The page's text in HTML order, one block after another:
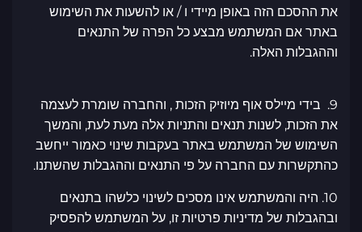
את ההסכם הזה באופן מיידי ו / או להשעות את השימוש
באתר אם המשתמש מבצע כל הפרה של התנאים
וההגבלות האלה.
9. בידי מיילס אוף מיוזיק הזכות , והחברה שומרת לעצמה
את הזכות, לשנות תנאים והתניות אלה מעת לעת, והמשך
השימוש של המשתמש באתר בעקבות שינוי כאמור ייחשב
כהתקשרות עם החברה על פי התנאים וההגבלות שהשתנו.
10. היה והמשתמש אינו מסכים לשינוי כלשהו בתנאים
ובהגבלות של מדיניות פרטיות זו, על המשתמש להפסיק